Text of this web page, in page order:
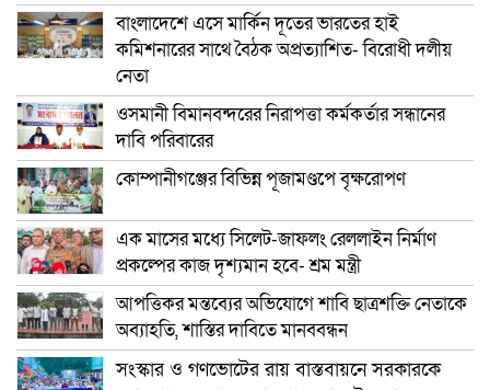
বাংলাদেশে এসে মার্কিন দূতের ভারতের হাই
কমিশনারের সাথে বৈঠক অপ্রত্যাশিত- বিরোধী দলীয়
নেতা
ওসমানী বিমানবন্দরের নিরাপত্তা কর্মকর্তার সন্ধানের
দাবি পরিবারের
কোম্পানীগঞ্জের বিভিন্ন পূজামণ্ডপে বৃক্ষরোপণ
এক মাসের মধ্যে সিলেট-জাফলং রেললাইন নির্মাণ
প্রকল্পের কাজ দৃশ্যমান হবে- শ্রম মন্ত্রী
আপত্তিকর মন্তব্যের অভিযোগে শাবি ছাত্রশক্তি নেতাকে
অব্যাহতি, শাস্তির দাবিতে মানববন্ধন
সংস্কার ও গণভোটের রায় বাস্তবায়নে সরকারকে